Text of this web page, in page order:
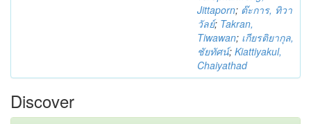
Jittaporn; ต๊ะการ, ทิวา
วัลย์; Takran,
Tiwawan; เกียรติยากุล,
ชัยทัศน์; Kiattiyakul,
Chaiyathad
Discover